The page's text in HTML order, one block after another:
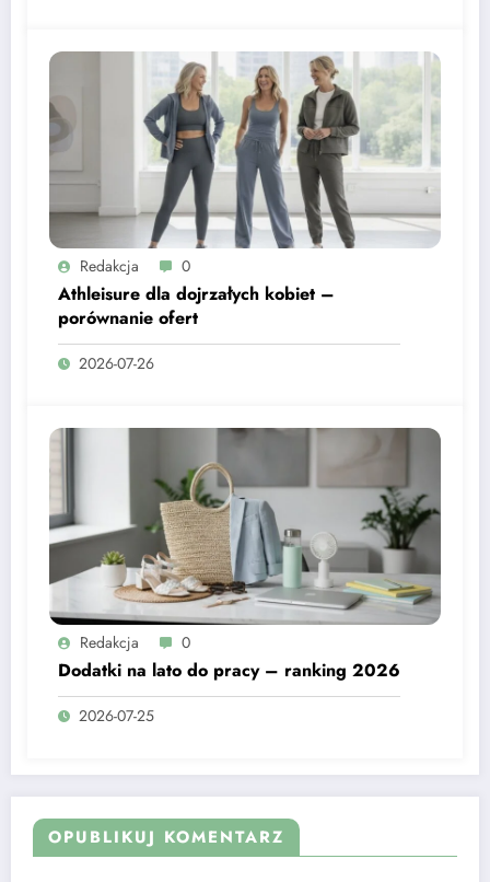
Redakcja 0
Athleisure dla dojrzałych kobiet –
porównanie ofert
2026-07-26
Redakcja 0
Dodatki na lato do pracy – ranking 2026
2026-07-25
OPUBLIKUJ KOMENTARZ